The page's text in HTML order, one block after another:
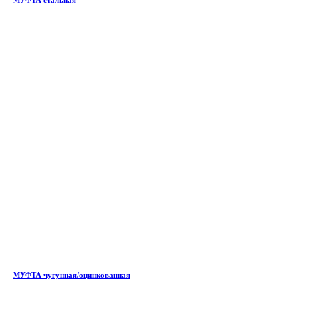
МУФТА чугунная/оцинкованная